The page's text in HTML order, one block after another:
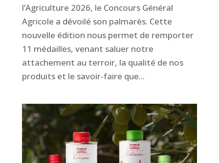
l’Agriculture 2026, le Concours Général
Agricole a dévoilé son palmarès. Cette
nouvelle édition nous permet de remporter
11 médailles, venant saluer notre
attachement au terroir, la qualité de nos
produits et le savoir-faire que...